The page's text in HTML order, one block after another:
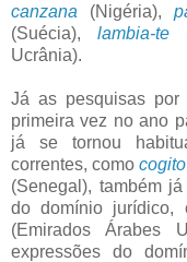
canzana (Nigéria),
(Suécia),lambia-te
Ucrânia).
Já as pesquisas por
primeira vez no ano
já se tornou
correntes, como
(Senegal), também
do domínio jurídico,
(Emirados Árabes
expressões do